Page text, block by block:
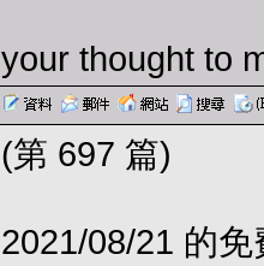
your thought to
(第 697 篇)
2021/08/21 的